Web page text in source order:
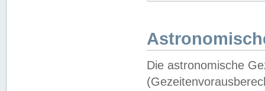
Die astronomische